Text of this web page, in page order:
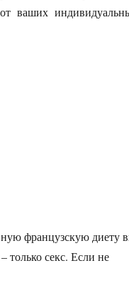
ваших
французскую диету
только секс. Если не